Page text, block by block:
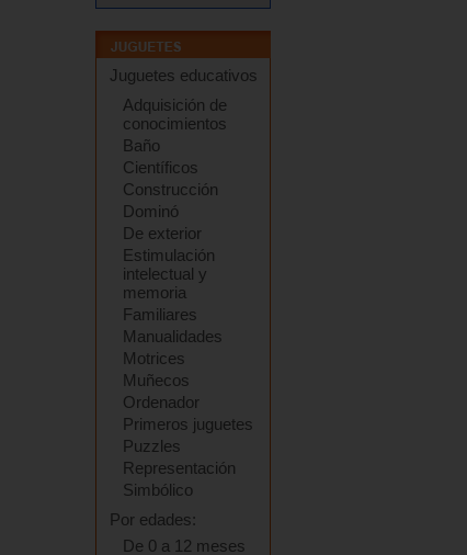
Juguetes educativos
Adquisición de
conocimientos
Baño
Científicos
Construcción
Dominó
De exterior
Estimulación
intelectual y
memoria
Familiares
Manualidades
Motrices
Muñecos
Ordenador
Primeros juguetes
Puzzles
Representación
Simbólico
Por edades:
De 0 a 12 meses